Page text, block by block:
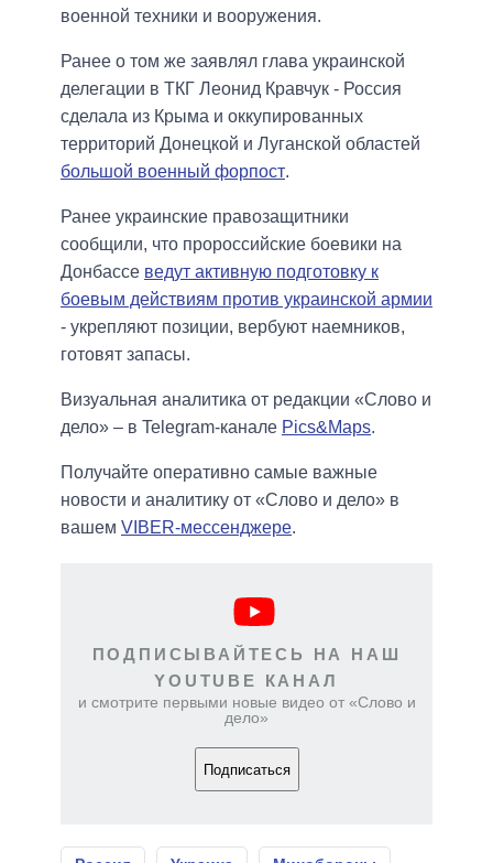
военной техники и вооружения.
Ранее о том же заявлял глава украинской
делегации в ТКГ Леонид Кравчук - Россия
сделала из Крыма и оккупированных
территорий Донецкой и Луганской областей
большой военный форпост.
Ранее украинские правозащитники
сообщили, что пророссийские боевики на
Донбассе ведут активную подготовку к
боевым действиям против украинской армии
- укрепляют позиции, вербуют наемников,
готовят запасы.
Визуальная аналитика от редакции «Слово и
дело» – в Telegram-канале Pics&Maps.
Получайте оперативно самые важные
новости и аналитику от «Слово и дело» в
вашем VIBER-мессенджере.
ПОДПИСЫВАЙТЕСЬ НА НАШ
YOUTUBE КАНАЛ
и смотрите первыми новые видео от «Слово и
дело»
Подписаться